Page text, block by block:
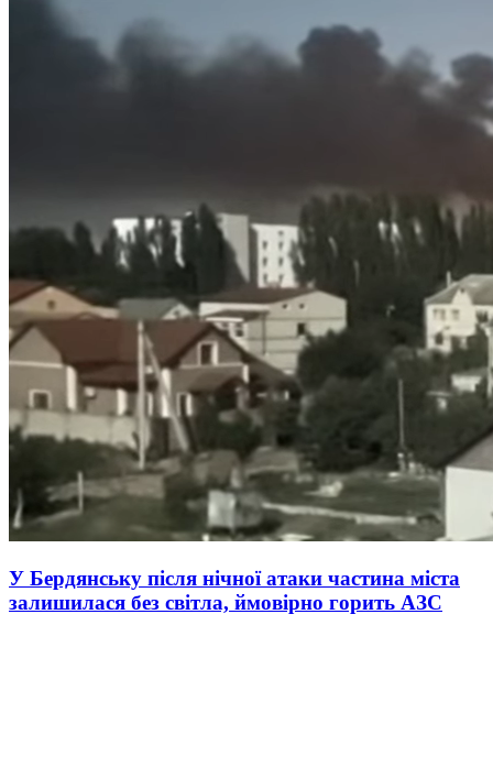
У Бердянську після нічної атаки частина міста
залишилася без світла, ймовірно горить АЗС